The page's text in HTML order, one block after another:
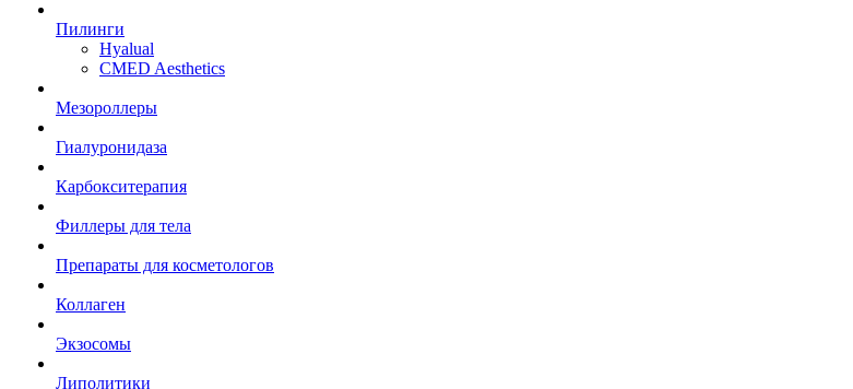
Пилинги
Hyalual
CMED Aesthetics
Мезороллеры
Гиалуронидаза
Карбокситерапия
Филлеры для тела
Препараты для косметологов
Коллаген
Экзосомы
Липолитики